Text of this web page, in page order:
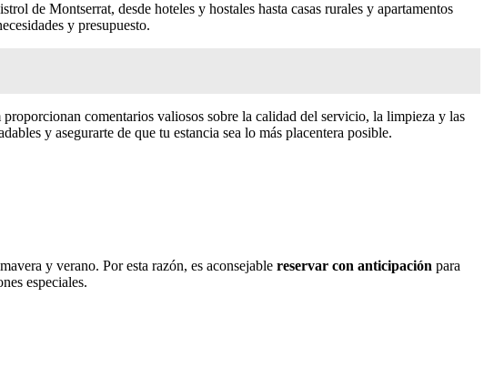
de Montserrat, desde hoteles y hostales hasta casas rurales y apartamentos
y presupuesto.
comentarios valiosos sobre la calidad del servicio, la limpieza y las
y asegurarte de que tu estancia sea lo más placentera posible.
y verano. Por esta razón, es aconsejable reservar con anticipación para
especiales.